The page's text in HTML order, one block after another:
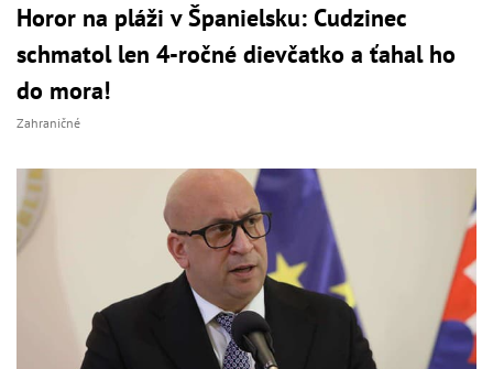
Horor na pláži v Španielsku: Cudzinec
schmatol len 4-ročné dievčatko a ťahal ho
do mora!
Zahraničné